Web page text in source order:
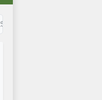
Víkingur arbeitet an